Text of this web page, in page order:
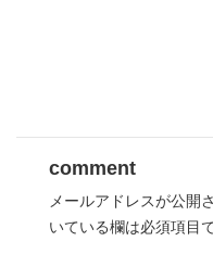
comment
メールアドレスが公開
いている欄は必須項目